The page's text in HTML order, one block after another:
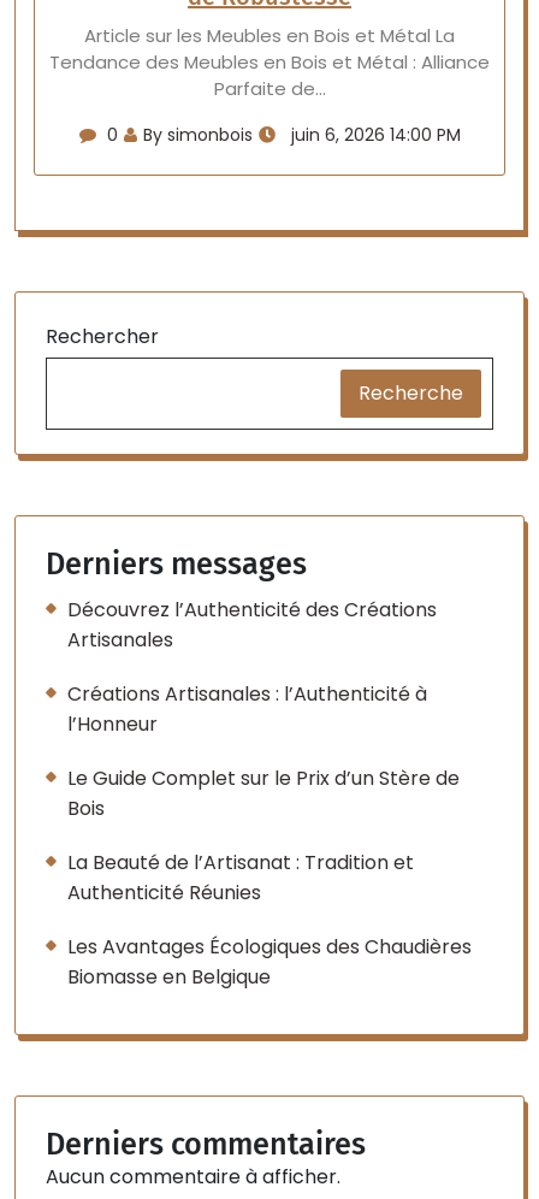
Article sur les Meubles en Bois et Métal La
Tendance des Meubles en Bois et Métal : Alliance
Parfaite de…
0 By simonbois juin 6, 2026 14:00 PM
Rechercher
Recherche
Derniers messages
Découvrez l’Authenticité des Créations
Artisanales
Créations Artisanales : l’Authenticité à
l’Honneur
Le Guide Complet sur le Prix d’un Stère de
Bois
La Beauté de l’Artisanat : Tradition et
Authenticité Réunies
Les Avantages Écologiques des Chaudières
Biomasse en Belgique
Derniers commentaires
Aucun commentaire à afficher.